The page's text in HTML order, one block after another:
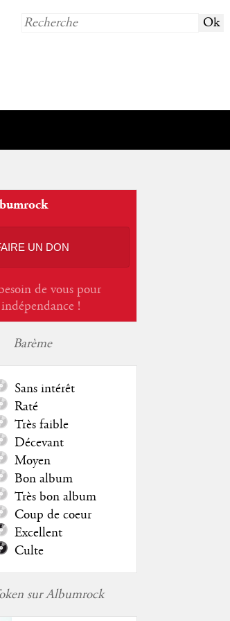
UN DON
de vous pour
!
Barème
Sans intérêt
Raté
Très faible
Décevant
Moyen
Bon album
Très bon album
Coup de coeur
Excellent
Culte
sur Albumrock